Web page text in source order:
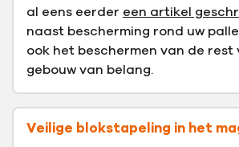
al eens eerder een artikel
naast bescherming rond uw
ook het beschermen van de rest
gebouw van belang.
Veilige blokstapeling in het